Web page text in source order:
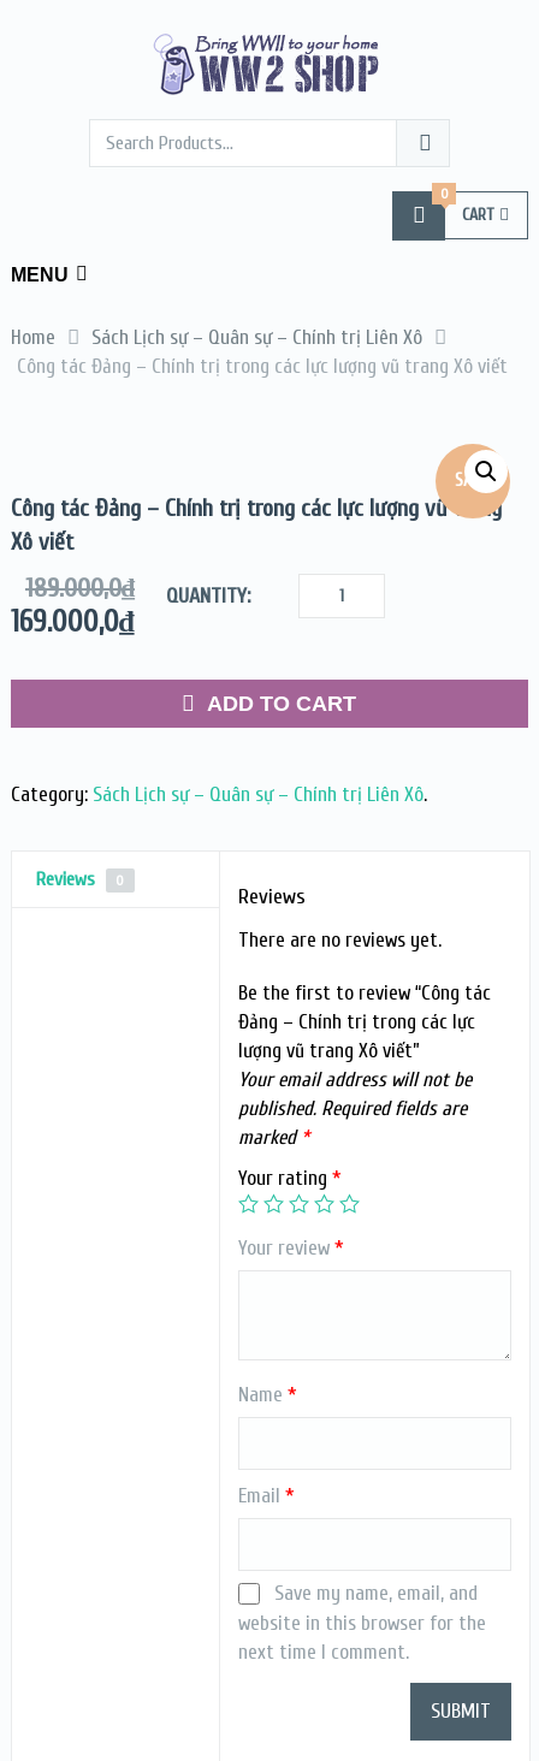
CART
0
MENU
Home
Sách Lịch sự – Quân sự – Chính trị Liên Xô
Công tác Đảng – Chính trị trong các lực lượng vũ trang Xô viết
SALE!
Công tác Đảng – Chính trị trong các lực lượng vũ trang
Xô viết
189.000,0₫
169.000,0₫
QUANTITY:
ADD TO CART
Category: Sách Lịch sự – Quân sự – Chính trị Liên Xô.
Reviews 0
Reviews
There are no reviews yet.
Be the first to review “Công tác
Đảng – Chính trị trong các lực
lượng vũ trang Xô viết”
Your email address will not be
published. Required fields are
marked *
Your rating*
Your review*
Name*
Email*
Save my name, email, and
website in this browser for the
next time I comment.